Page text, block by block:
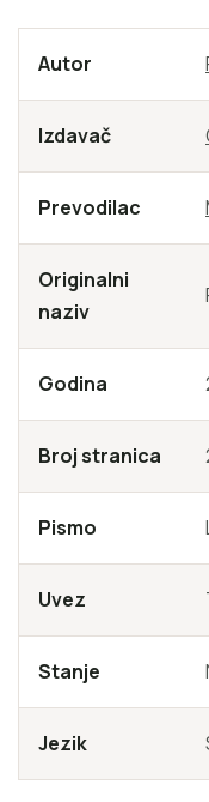
u njima Wrightova
odvojeno.
Autor
Izdavač
Prevodilac
Originalni
naziv
Godina
Broj stranica
Pismo
Uvez
Stanje
Jezik